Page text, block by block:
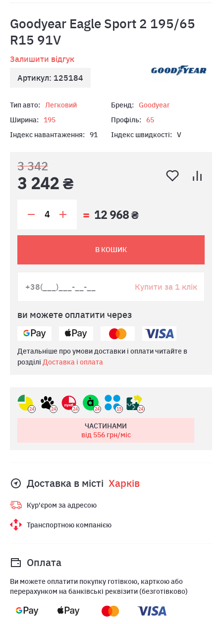
Goodyear Eagle Sport 2 195/65
R15 91V
Залишити відгук
Артикул: 125184
Тип авто: Легковий Бренд:
Goodyear
Ширина:
195 Профіль:
65
Індекс навантаження:
91 Індекс швидкості: V
3 342
3 242 ₴
12 968 ₴
В КОШИК
Купити за 1 клік
ви можете оплатити через
Детальніше про умови доставки і оплати читайте в
розділі Доставка і оплата
24 24 24 24 15 24
ЧАСТИНАМИ
від 556грн/міс
Доставка в місті Харкiв
Кур'єром за адресою
Транспортною компанією
Оплата
Ви можете оплатити покупку готівкою, карткою або
перерахунком на банківські реквізити (безготівково)